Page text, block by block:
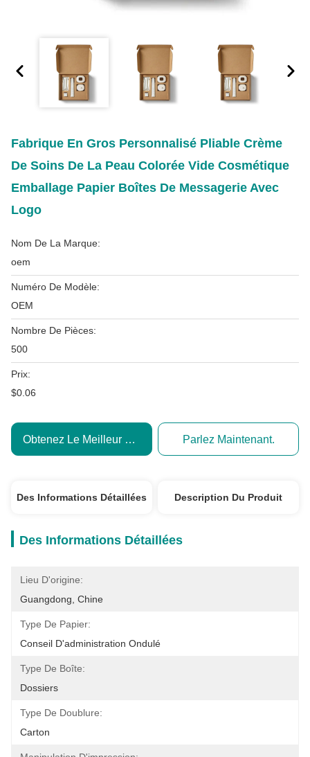
Fabrique En Gros Personnalisé Pliable Crème
De Soins De La Peau Colorée Vide Cosmétique
Emballage Papier Boîtes De Messagerie Avec
Logo
Nom De La Marque:
oem
Numéro De Modèle:
OEM
Nombre De Pièces:
500
Prix:
$0.06
Obtenez Le Meilleur Prix Parlez Maintenant.
Des Informations Détaillées Description Du Produit
Des Informations Détaillées
Lieu D'origine:
Guangdong, Chine
Type De Papier:
Conseil D'administration Ondulé
Type De Boîte:
Dossiers
Type De Doublure:
Carton